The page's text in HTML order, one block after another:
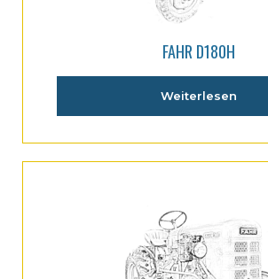
FAHR D180H
Weiterlesen